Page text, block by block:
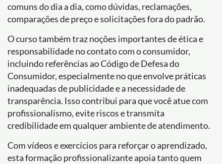
comuns do dia a dia, como dúvidas, reclamações,
comparações de preço e solicitações fora do padrão.
O curso também traz noções importantes de ética e
responsabilidade no contato com o consumidor,
incluindo referências ao Código de Defesa do
Consumidor, especialmente no que envolve práticas
inadequadas de publicidade e a necessidade de
transparência. Isso contribui para que você atue com
profissionalismo, evite riscos e transmita
credibilidade em qualquer ambiente de atendimento.
Com vídeos e exercícios para reforçar o aprendizado,
esta formação profissionalizante apoia tanto quem